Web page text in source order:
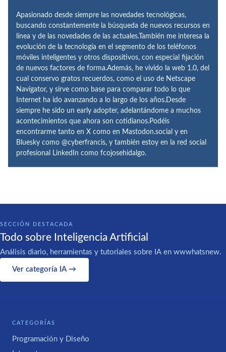
Apasionado desde siempre las novedades tecnológicas,
buscando constantemente la búsqueda de nuevos recursos en
línea y de las novedades de las actuales.También me interesa la
evolución de la tecnología en el segmento de los teléfonos
móviles inteligentes y otros dispositivos, con especial fijación
de nuevos factores de forma.Además, he vivido la web 1.0, del
cual conservo gratos recuerdos, como el uso de Netscape
Navigator, y sirve como base para comparar todo lo que
Internet ha ido avanzando a lo largo de los años.Desde
siempre he sido un early adopter, adelantándome a muchos
acontecimientos que ahora son cotidianos.Podéis
encontrarme tanto en X como en Mastodon.social y en
Bluesky como @cyberfrancis, y también estoy en la red social
profesional LinkedIn como fcojosehidalgo.
SECCIÓN DESTACADA
Todo sobre Inteligencia Artificial
Análisis diario, herramientas y tutoriales sobre IA en wwwhatsnew.
Ver categoría IA →
CATEGORÍAS
Programación y Diseño